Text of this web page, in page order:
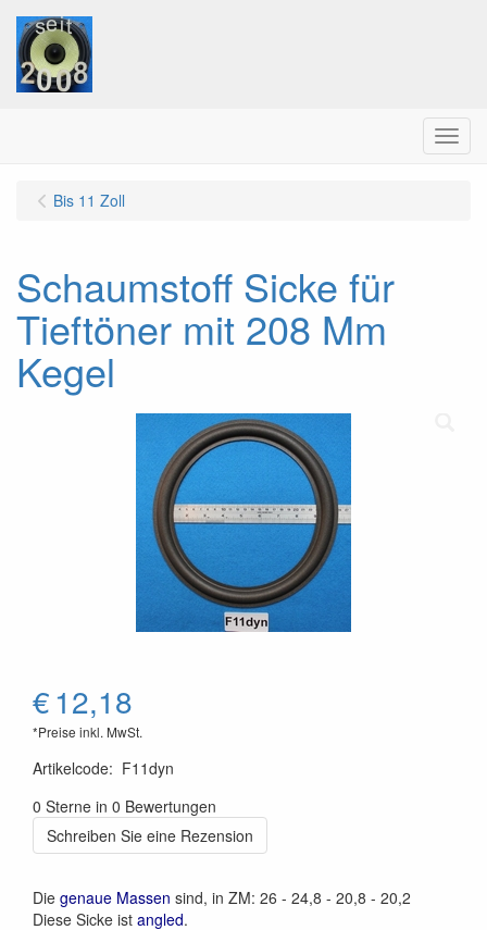
Menu
Bis 11 Zoll
Schaumstoff Sicke für
Tieftöner mit 208 Mm
Kegel
€12,18
*Preise inkl. MwSt.
Artikelcode: F11dyn
0 Sterne in 0 Bewertungen
Schreiben Sie eine Rezension
Die genaue Massen sind, in ZM: 26 - 24,8 - 20,8 - 20,2
Diese Sicke ist angled.